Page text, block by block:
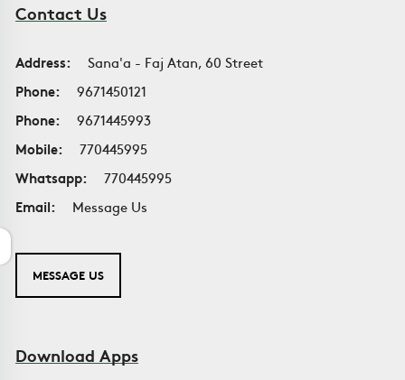
Contact Us
Address:
Sana'a - Faj Atan, 60 Street
Phone:
9671450121
Phone:
9671445993
Mobile:
770445995
Whatsapp:
770445995
Email:
Message Us
MESSAGE US
Download Apps